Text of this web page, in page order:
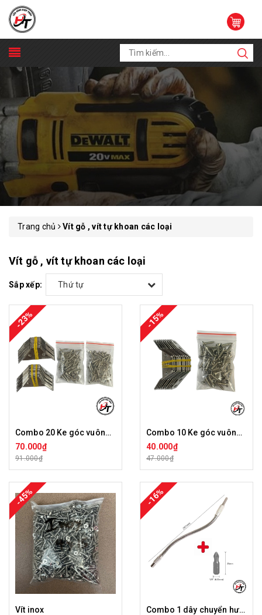
Trang chủ Vít gỗ , vít tự khoan các loại
Vít gỗ , vít tự khoan các loại
Sắp xếp: Thứ tự
-23%
Combo 20 Ke góc vuông inox 60mm + 100 vít inox 4x15
70.000₫
91.000₫
-15%
Combo 10 Ke góc vuông inox 60mm + 50 vít inox 4x15
40.000₫
47.000₫
-45%
Vít inox
-16%
Combo 1 dây chuyển hướng bắt vít 30cm + 1 mũi vít chống trượt xanh 25mm